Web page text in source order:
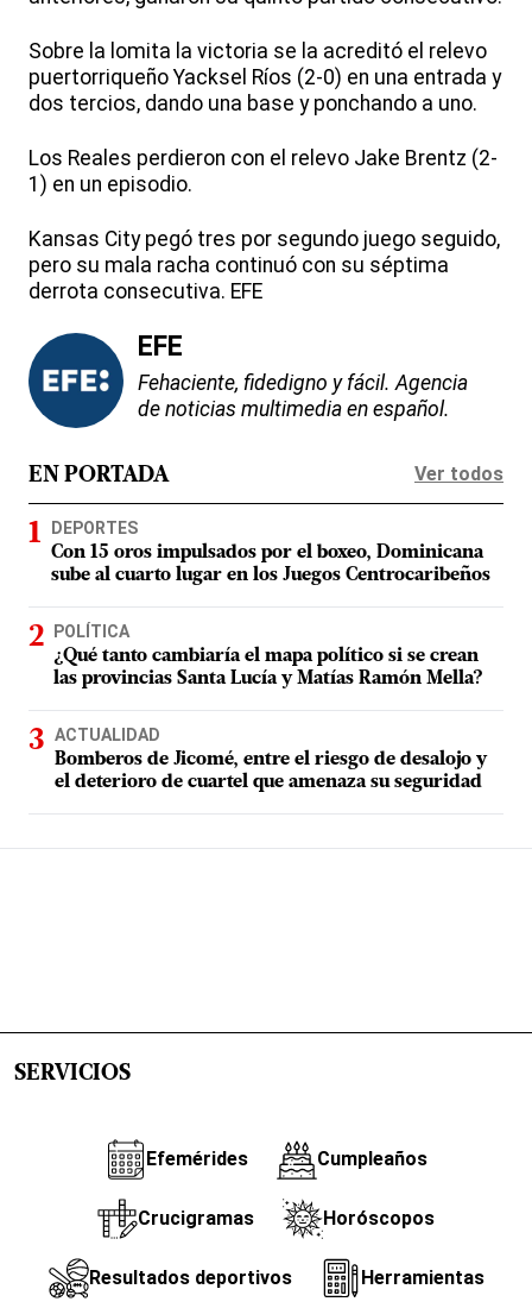
Sobre la lomita la victoria se la acreditó el relevo
puertorriqueño Yacksel Ríos (2-0) en una entrada y
dos tercios, dando una base y ponchando a uno.
Los Reales perdieron con el relevo Jake Brentz (2-
1) en un episodio.
Kansas City pegó tres por segundo juego seguido,
pero su mala racha continuó con su séptima
derrota consecutiva. EFE
EFE
Fehaciente, fidedigno y fácil. Agencia
de noticias multimedia en español.
EN PORTADA Ver todos
DEPORTES
Con 15 oros impulsados por el boxeo, Dominicana
sube al cuarto lugar en los Juegos Centrocaribeños
POLÍTICA
¿Qué tanto cambiaría el mapa político si se crean
las provincias Santa Lucía y Matías Ramón Mella?
ACTUALIDAD
Bomberos de Jicomé, entre el riesgo de desalojo y
el deterioro de cuartel que amenaza su seguridad
SERVICIOS
Efemérides Cumpleaños
Crucigramas Horóscopos
Resultados deportivos Herramientas